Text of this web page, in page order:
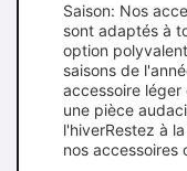
Saison: Nos
sont adaptés à
option
saisons de
accessoire léger
une pièce
l'hiverRestez à
nos accessoires